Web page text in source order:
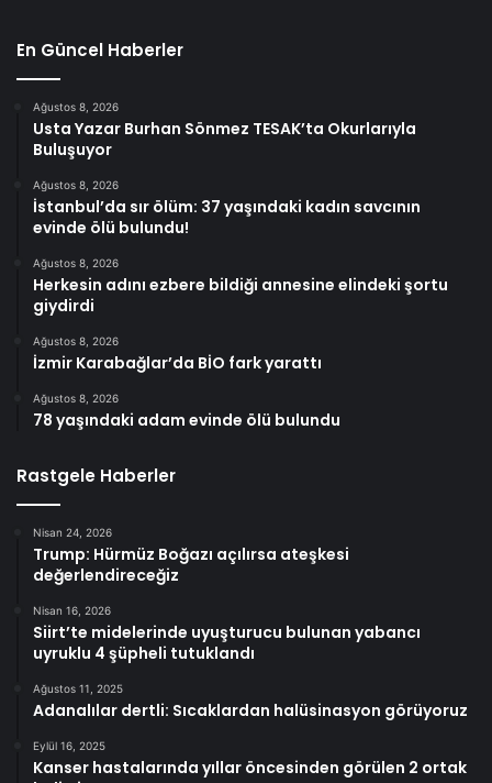
En Güncel Haberler
Ağustos 8, 2026
Usta Yazar Burhan Sönmez TESAK’ta Okurlarıyla
Buluşuyor
Ağustos 8, 2026
İstanbul’da sır ölüm: 37 yaşındaki kadın savcının
evinde ölü bulundu!
Ağustos 8, 2026
Herkesin adını ezbere bildiği annesine elindeki şortu
giydirdi
Ağustos 8, 2026
İzmir Karabağlar’da BİO fark yarattı
Ağustos 8, 2026
78 yaşındaki adam evinde ölü bulundu
Rastgele Haberler
Nisan 24, 2026
Trump: Hürmüz Boğazı açılırsa ateşkesi
değerlendireceğiz
Nisan 16, 2026
Siirt’te midelerinde uyuşturucu bulunan yabancı
uyruklu 4 şüpheli tutuklandı
Ağustos 11, 2025
Adanalılar dertli: Sıcaklardan halüsinasyon görüyoruz
Eylül 16, 2025
Kanser hastalarında yıllar öncesinden görülen 2 ortak